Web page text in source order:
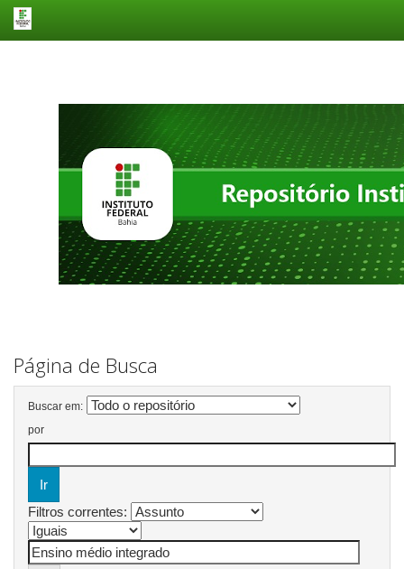
Página de Busca
Buscar em:
por
Filtros correntes: